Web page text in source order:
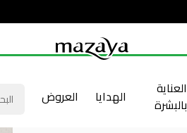
العناية
بالبشرة
الهدايا العروض